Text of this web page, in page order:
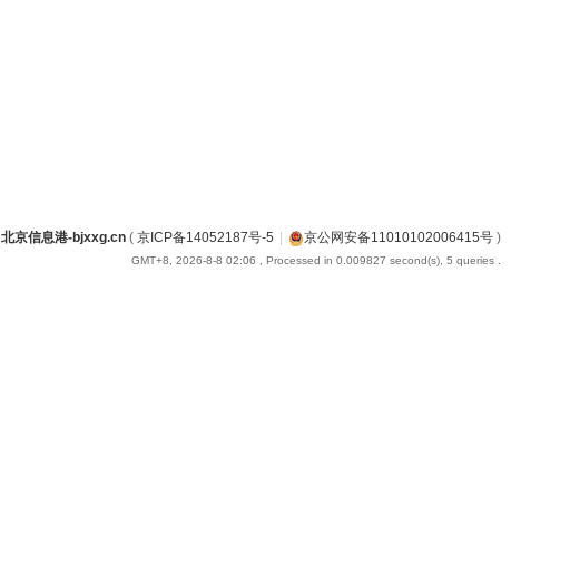
北京信息港-bjxxg.cn ( 京ICP备14052187号-5 | 京公网安备11010102006415号 )
GMT+8, 2026-8-8 02:06 , Processed in 0.009827 second(s), 5 queries .